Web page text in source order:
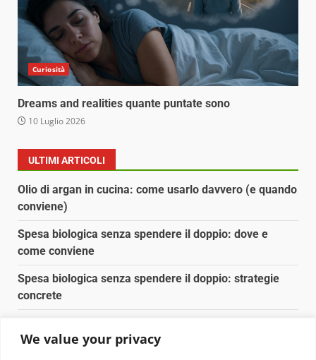
We value your privacy
Curiosità
Dreams and realities quante puntate sono
10 Luglio 2026
ULTIMI ARTICOLI
Olio di argan in cucina: come usarlo davvero (e quando
conviene)
Spesa biologica senza spendere il doppio: dove e
come conviene
Spesa biologica senza spendere il doppio: strategie
concrete
Pulizia naturale della casa: 3 ingredienti che